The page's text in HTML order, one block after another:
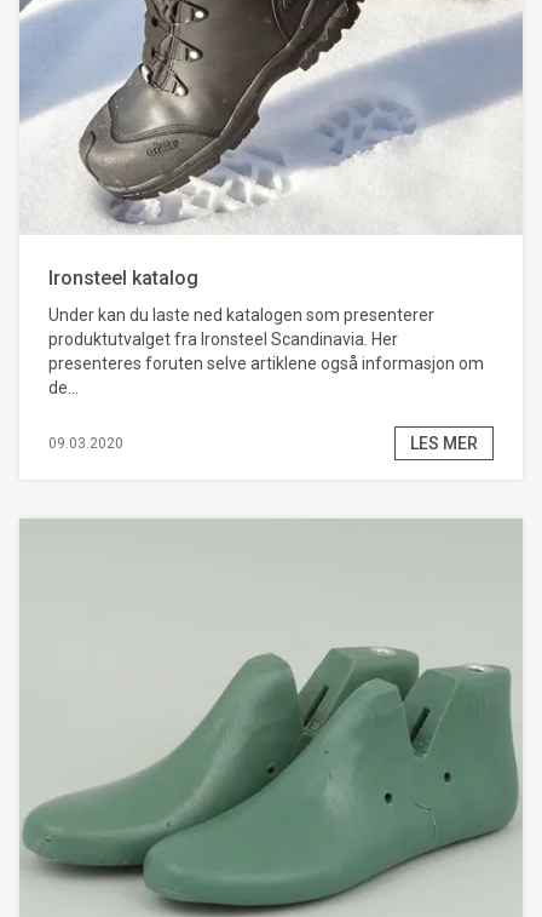
Ironsteel katalog
Under kan du laste ned katalogen som presenterer
produktutvalget fra Ironsteel Scandinavia. Her
presenteres foruten selve artiklene også informasjon om
de...
09.03.2020 LES MER